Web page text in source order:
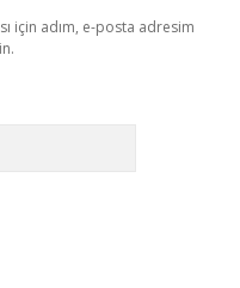
için adım, e-posta adresim